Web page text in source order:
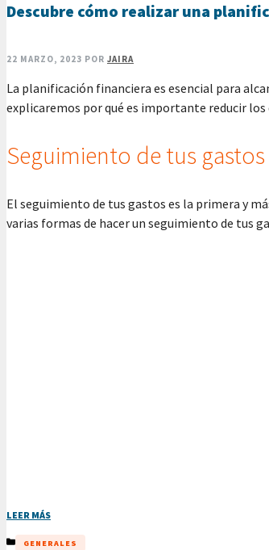
Descubre cómo realizar una
22 MARZO, 2023 POR JAIRA
La planificación financiera es esencial para
explicaremos por qué es importante reducir
Seguimiento de tus gastos
El seguimiento de tus gastos es la primera y
varias formas de hacer un seguimiento de tus
LEER MÁS
CATEGORÍAS
GENERALES